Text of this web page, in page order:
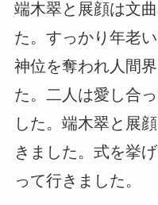
端木翠と展顔は文
た。すっかり年老
神位を奪われ人間
た。二人は愛し合
した。端木翠と展
きました。式を挙
って行きました。